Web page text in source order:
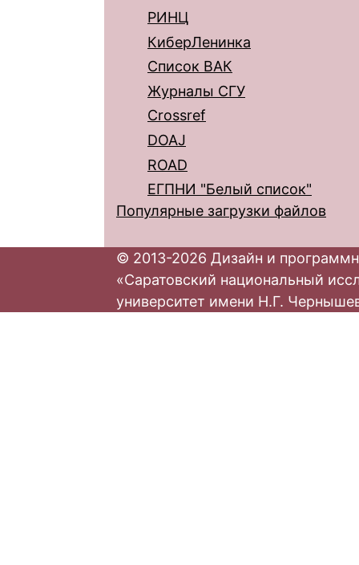
РИНЦ
КиберЛенинка
Список ВАК
Журналы СГУ
Crossref
DOAJ
ROAD
ЕГПНИ "Белый список"
Популярные загрузки файлов
© 2013-2026 Дизайн и
«Саратовский национальный
университет имени Н.Г.